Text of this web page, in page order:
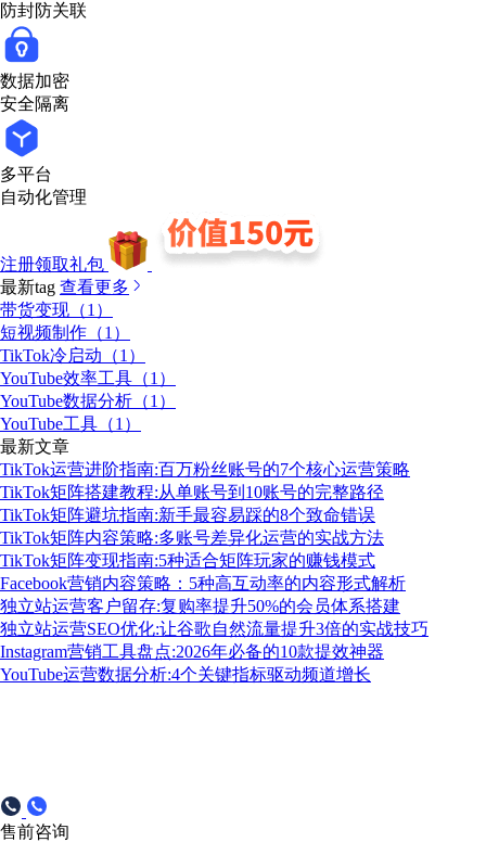
防封防关联
数据加密
安全隔离
多平台
自动化管理
注册领取礼包
最新tag 查看更多
带货变现（1）
短视频制作（1）
TikTok冷启动（1）
YouTube效率工具（1）
YouTube数据分析（1）
YouTube工具（1）
最新文章
TikTok运营进阶指南:百万粉丝账号的7个核心运营策略
TikTok矩阵搭建教程:从单账号到10账号的完整路径
TikTok矩阵避坑指南:新手最容易踩的8个致命错误
TikTok矩阵内容策略:多账号差异化运营的实战方法
TikTok矩阵变现指南:5种适合矩阵玩家的赚钱模式
Facebook营销内容策略：5种高互动率的内容形式解析
独立站运营客户留存:复购率提升50%的会员体系搭建
独立站运营SEO优化:让谷歌自然流量提升3倍的实战技巧
Instagram营销工具盘点:2026年必备的10款提效神器
YouTube运营数据分析:4个关键指标驱动频道增长
售前咨询